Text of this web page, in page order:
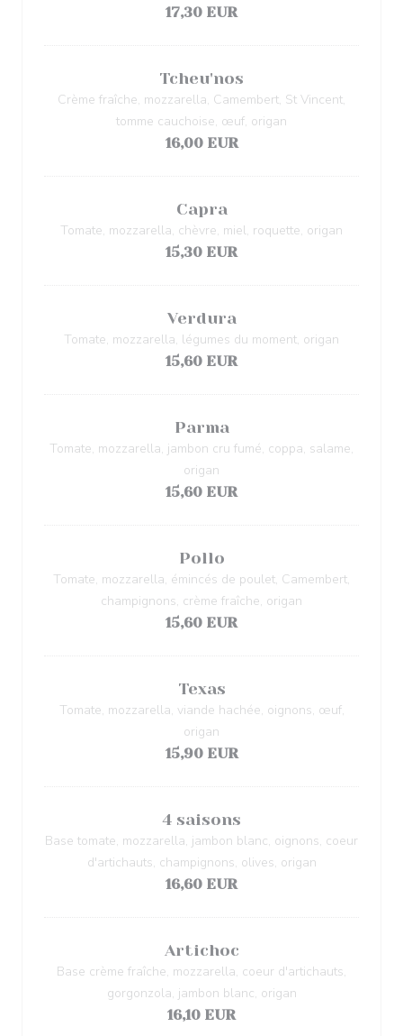
17,30 EUR
Tcheu'nos
Crème fraîche, mozzarella, Camembert, St Vincent,
tomme cauchoise, œuf, origan
16,00 EUR
Capra
Tomate, mozzarella, chèvre, miel, roquette, origan
15,30 EUR
Verdura
Tomate, mozzarella, légumes du moment, origan
15,60 EUR
Parma
Tomate, mozzarella, jambon cru fumé, coppa, salame,
origan
15,60 EUR
Pollo
Tomate, mozzarella, émincés de poulet, Camembert,
champignons, crème fraîche, origan
15,60 EUR
Texas
Tomate, mozzarella, viande hachée, oignons, œuf,
origan
15,90 EUR
4 saisons
Base tomate, mozzarella, jambon blanc, oignons, coeur
d'artichauts, champignons, olives, origan
16,60 EUR
Artichoc
Base crème fraîche, mozzarella, coeur d'artichauts,
gorgonzola, jambon blanc, origan
16,10 EUR